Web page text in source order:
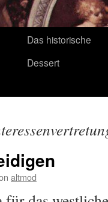
Das historische
Dessert
altmod